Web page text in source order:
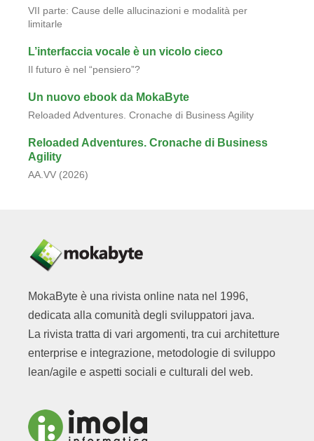
VII parte: Cause delle allucinazioni e modalità per
limitarle
L’interfaccia vocale è un vicolo cieco
Il futuro è nel “pensiero”?
Un nuovo ebook da MokaByte
Reloaded Adventures. Cronache di Business Agility
Reloaded Adventures. Cronache di Business
Agility
AA.VV (2026)
MokaByte è una rivista online nata nel 1996,
dedicata alla comunità degli sviluppatori java.
La rivista tratta di vari argomenti, tra cui architetture
enterprise e integrazione, metodologie di sviluppo
lean/agile e aspetti sociali e culturali del web.